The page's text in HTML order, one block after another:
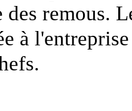
remous.
à